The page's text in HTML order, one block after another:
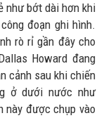
như bớt dài hơn khi
đoạn ghi hình.
rò rỉ gần đây cho
Howard đang
cảnh sau khi chiến
ở dưới nước như
này được chụp vào